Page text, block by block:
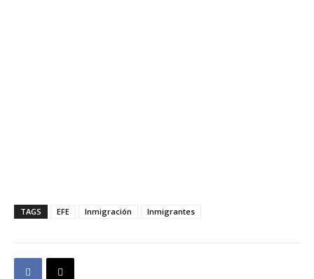
TAGS EFE Inmigración Inmigrantes